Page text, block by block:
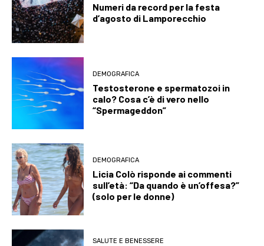
Numeri da record per la festa
d’agosto di Lamporecchio
DEMOGRAFICA
Testosterone e spermatozoi in
calo? Cosa c’è di vero nello
“Spermageddon”
DEMOGRAFICA
Licia Colò risponde ai commenti
sull’età: “Da quando è un’offesa?”
(solo per le donne)
SALUTE E BENESSERE